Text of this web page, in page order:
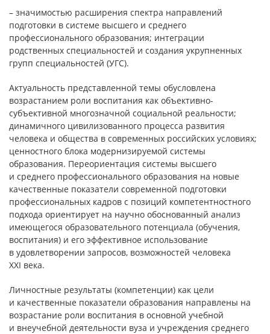
– значимостью расширения спектра направлений
подготовки в системе высшего и среднего
профессионального образования; интеграции
родственных специальностей и создания укрупненных
групп специальностей (УГС).
Актуальность представленной темы обусловлена
возрастанием роли воспитания как объективно-
субъективной многозначной социальной реальности;
динамичного цивилизованного процесса развития
человека и общества в современных российских условиях;
ценностного блока модернизируемой системы
образования. Переориентация системы высшего
и среднего профессионального образования на новые
качественные показатели современной подготовки
профессиональных кадров с позиций компетентностного
подхода ориентирует на научно обоснованный анализ
имеющегося образовательного потенциала (обучения,
воспитания) и его эффективное использование
в удовлетворении запросов, возможностей человека
ХХI века.
Личностные результаты (компетенции) как цели
и качественные показатели образования направлены на
возрастание роли воспитания в основной учебной
и внеучебной деятельности вуза и учреждения среднего